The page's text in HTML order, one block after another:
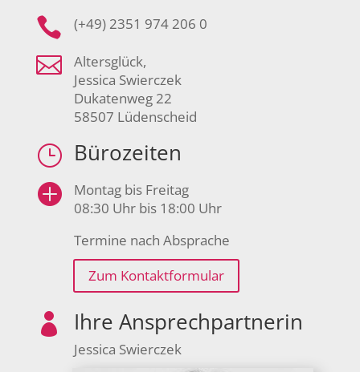
 (+49) 2351 974 206 0

Altersglück,
Jessica Swierczek
Dukatenweg 22
58507 Lüdenscheid
} Bürozeiten

Montag bis Freitag
08:30 Uhr bis 18:00 Uhr
Termine nach Absprache
Zum Kontaktformular
 Ihre Ansprechpartnerin
Jessica Swierczek